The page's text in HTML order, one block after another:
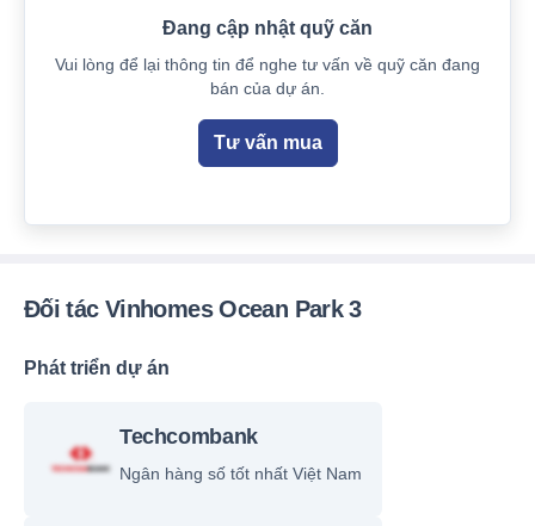
Đang cập nhật quỹ căn
Vui lòng để lại thông tin để nghe tư vấn về quỹ căn đang
bán của dự án.
Tư vấn mua
Đối tác Vinhomes Ocean Park 3
Phát triển dự án
Techcombank
Ngân hàng số tốt nhất Việt Nam